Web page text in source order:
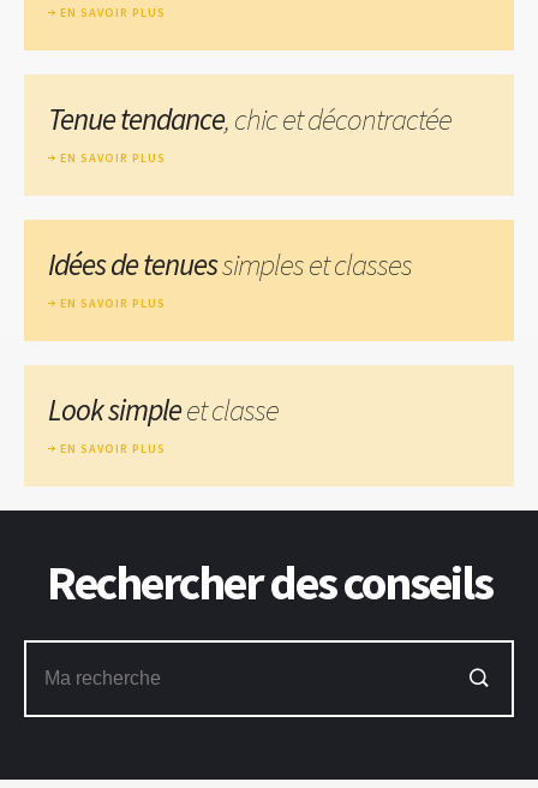
EN SAVOIR PLUS
Tenue tendance, chic et décontractée
EN SAVOIR PLUS
Idées de tenuessimples et classes
EN SAVOIR PLUS
Look simpleet classe
EN SAVOIR PLUS
Rechercher des conseils